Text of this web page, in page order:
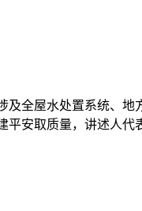
屋水处置系统、地
安取质量，讲述人代